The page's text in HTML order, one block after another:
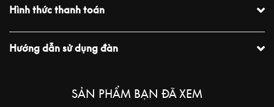
Hình thức thanh toán
Hướng dẫn sử dụng đàn
SẢN PHẨM BẠN ĐÃ XEM